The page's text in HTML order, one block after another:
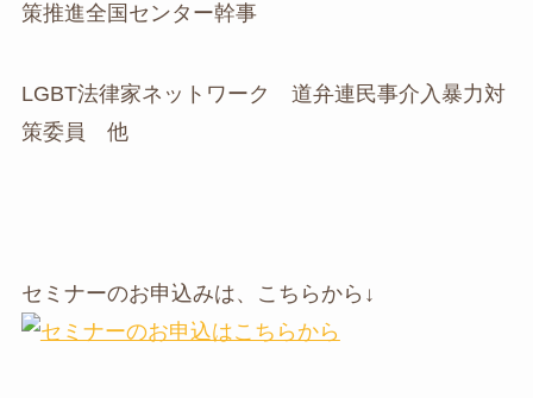
策推進全国センター幹事
LGBT法律家ネットワーク 道弁連民事介入暴力対
策委員 他
セミナーのお申込みは、こちらから↓